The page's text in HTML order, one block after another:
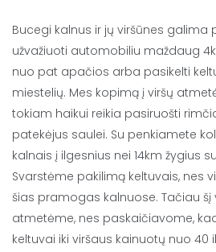
Bucegi kalnus ir jų viršūnes galima
užvažiuoti automobiliu maždaug
nuo pat apačios arba pasikelti
miestelių. Mes kopimą į viršų
tokiam haikui reikia pasiruošti
patekėjus saulei. Su penkiamete
kalnais į ilgesnius nei 14km žygius
Svarstėme pakilimą keltuvais, nes
šias pramogas kalnuose. Tačiau šį
atmetėme, nes paskaičiavome,
keltuvai iki viršaus kainuotų nuo 40